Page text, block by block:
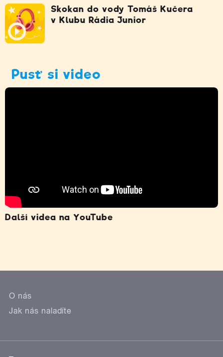
Skokan do vody Tomáš Kučera
v Klubu Rádia Junior
Pusť si video
Další videa na YouTube
O nás
Jak nás naladíte